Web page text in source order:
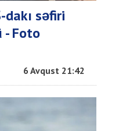
dakı səfiri
- Foto
6 Avqust 21:42